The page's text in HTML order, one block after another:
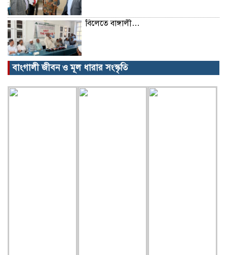
বিলেতে বাঙ্গালী…
বিক্ষোভ, গ্রেপ্তার, অজগর, সেগুনকাঠ আর
বাংগালী জীবন ও মূল ধারার সংস্কৃতি